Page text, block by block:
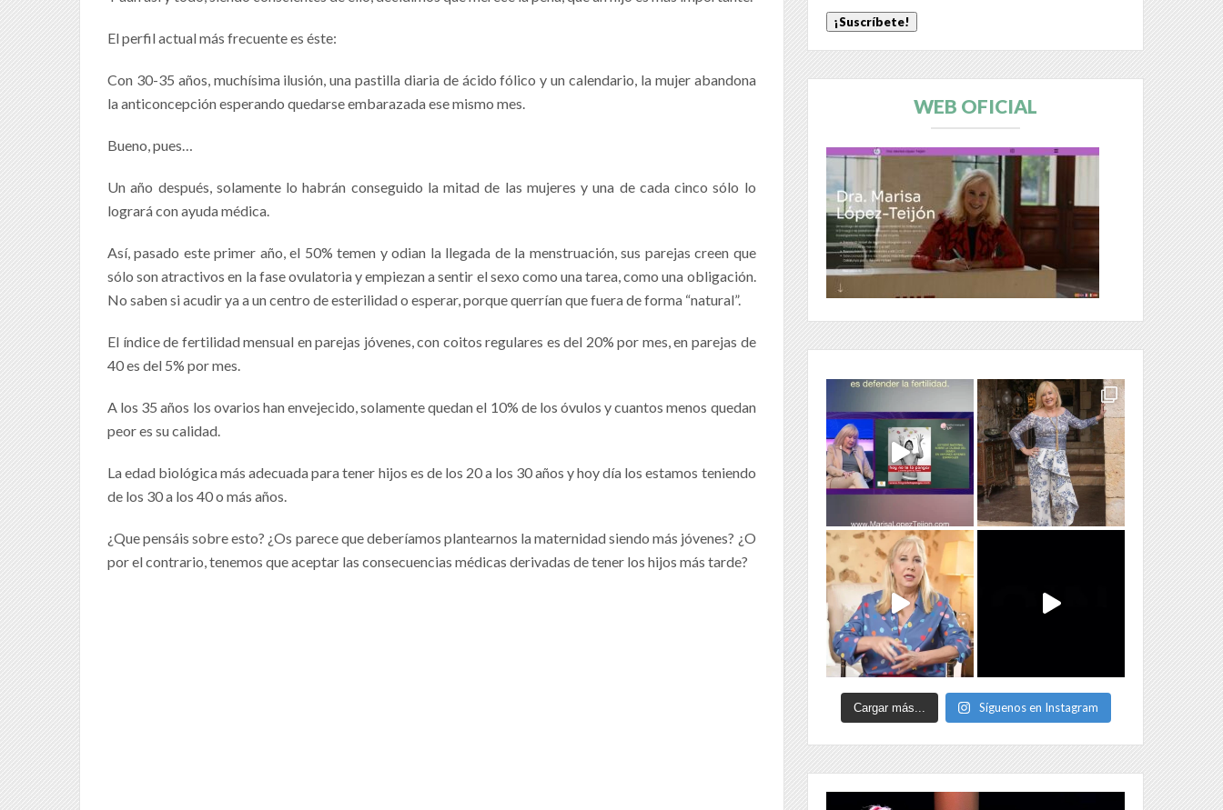
El perfil actual más frecuente es éste:
Con 30-35 años, muchísima ilusión, una pastilla diaria de ácido fólico y un calendario, la mujer abandona
la anticoncepción esperando quedarse embarazada ese mismo mes.
Bueno, pues…
Un año después, solamente lo habrán conseguido la mitad de las mujeres y una de cada cinco sólo lo
logrará con ayuda médica.
Así, pasado este primer año, el 50% temen y odian la llegada de la menstruación, sus parejas creen que
sólo son atractivos en la fase ovulatoria y empiezan a sentir el sexo como una tarea, como una obligación.
No saben si acudir ya a un centro de esterilidad o esperar, porque querrían que fuera de forma “natural”.
El índice de fertilidad mensual en parejas jóvenes, con coitos regulares es del 20% por mes, en parejas de
40 es del 5% por mes.
A los 35 años los ovarios han envejecido, solamente quedan el 10% de los óvulos y cuantos menos quedan
peor es su calidad.
La edad biológica más adecuada para tener hijos es de los 20 a los 30 años y hoy día los estamos teniendo
de los 30 a los 40 o más años.
¿Que pensáis sobre esto? ¿Os parece que deberíamos plantearnos la maternidad siendo más jóvenes? ¿O
por el contrario, tenemos que aceptar las consecuencias médicas derivadas de tener los hijos más tarde?
WEB OFICIAL
Cargar más... Síguenos en Instagram